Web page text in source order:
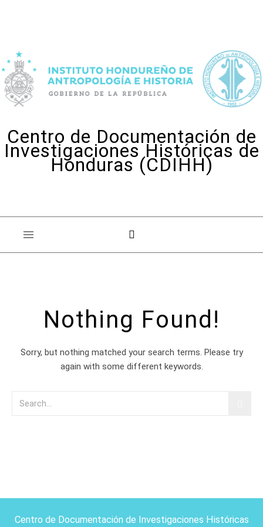
Centro de Documentación de
Investigaciones Históricas de
Honduras (CDIHH)
Nothing Found!
Sorry, but nothing matched your search terms. Please try
again with some different keywords.
Centro de Documentación de Investigaciones Históricas